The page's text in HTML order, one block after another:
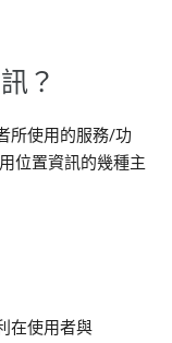
？
所使用的服務/功
位置資訊的幾種主
在使用者與